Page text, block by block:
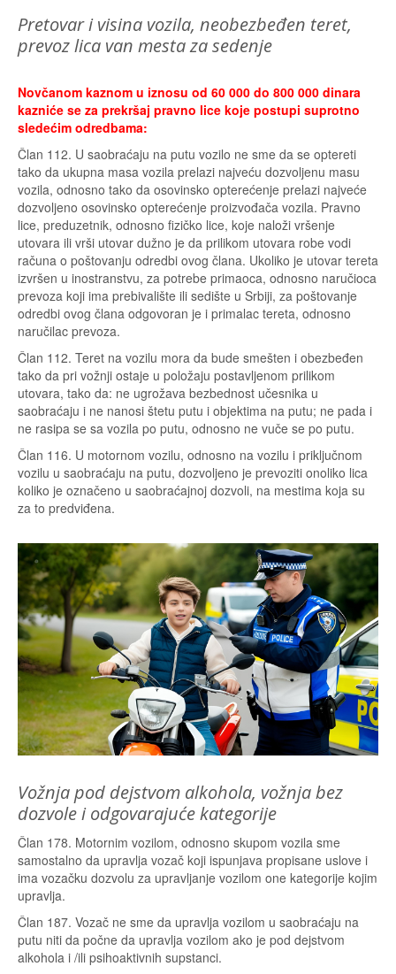
Pretovar i visina vozila, neobezbeđen teret,
prevoz lica van mesta za sedenje
Novčanom kaznom u iznosu od 60 000 do 800 000 dinara
kazniće se za prekršaj pravno lice koje postupi suprotno
sledećim odredbama:
Član 112. U saobraćaju na putu vozilo ne sme da se optereti
tako da ukupna masa vozila prelazi najveću dozvoljenu masu
vozila, odnosno tako da osovinsko opterećenje prelazi najveće
dozvoljeno osovinsko opterećenje proizvođača vozila. Pravno
lice, preduzetnik, odnosno fizičko lice, koje naloži vršenje
utovara ili vrši utovar dužno je da prilikom utovara robe vodi
računa o poštovanju odredbi ovog člana. Ukoliko je utovar tereta
izvršen u inostranstvu, za potrebe primaoca, odnosno naručioca
prevoza koji ima prebivalište ili sedište u Srbiji, za poštovanje
odredbi ovog člana odgovoran je i primalac tereta, odnosno
naručilac prevoza.
Član 112. Teret na vozilu mora da bude smešten i obezbeđen
tako da pri vožnji ostaje u položaju postavljenom prilikom
utovara, tako da: ne ugrožava bezbednost učesnika u
saobraćaju i ne nanosi štetu putu i objektima na putu; ne pada i
ne rasipa se sa vozila po putu, odnosno ne vuče se po putu.
Član 116. U motornom vozilu, odnosno na vozilu i priključnom
vozilu u saobraćaju na putu, dozvoljeno je prevoziti onoliko lica
koliko je označeno u saobraćajnoj dozvoli, na mestima koja su
za to predviđena.
Vožnja pod dejstvom alkohola, vožnja bez
dozvole i odgovarajuće kategorije
Član 178. Motornim vozilom, odnosno skupom vozila sme
samostalno da upravlja vozač koji ispunjava propisane uslove i
ima vozačku dozvolu za upravljanje vozilom one kategorije kojim
upravlja.
Član 187. Vozač ne sme da upravlja vozilom u saobraćaju na
putu niti da počne da upravlja vozilom ako je pod dejstvom
alkohola i /ili psihoaktivnih supstanci.